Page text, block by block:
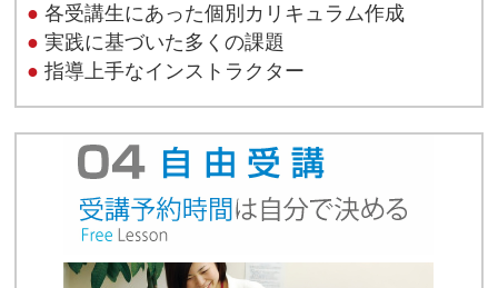
● 各受講生にあった個別カリキュラム作成
● 実践に基づいた多くの課題
● 指導上手なインストラクター